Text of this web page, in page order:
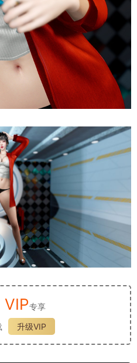
VIP专享
升级VIP